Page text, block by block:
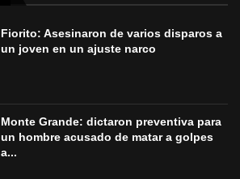
Fiorito: Asesinaron de varios disparos a
un joven en un ajuste narco
Monte Grande: dictaron preventiva para
un hombre acusado de matar a golpes
a...